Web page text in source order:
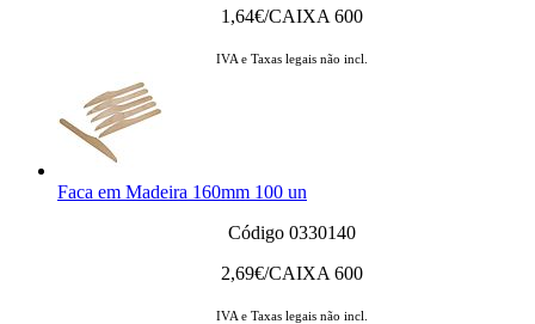
1,64€/CAIXA 600
IVA e Taxas legais não incl.
Faca em Madeira 160mm 100 un
Código 0330140
2,69€/CAIXA 600
IVA e Taxas legais não incl.